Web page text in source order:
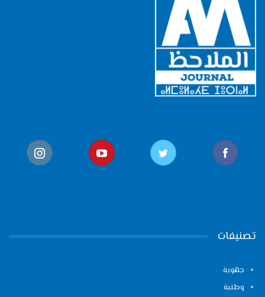
تصنيفات
جهوية
وطنية